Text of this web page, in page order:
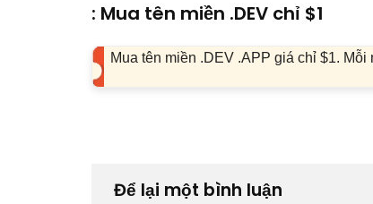
: Mua tên miền .DEV chỉ $1
Mua tên miền .DEV .APP giá chỉ $1.
Để lại một bình luận